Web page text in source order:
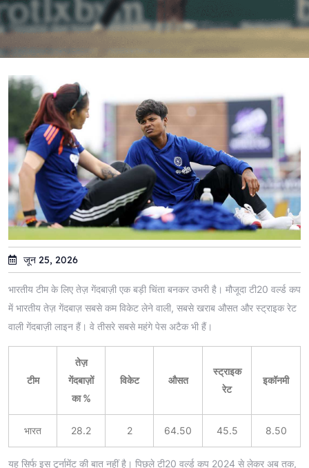
जून 25, 2026
भारतीय टीम के लिए तेज़ गेंदबाज़ी एक बड़ी चिंता बनकर उभरी है। मौजूदा टी20 वर्ल्ड कप
में भारतीय तेज़ गेंदबाज़ सबसे कम विकेट लेने वाली, सबसे खराब औसत और स्ट्राइक रेट
वाली गेंदबाज़ी लाइन हैं। वे तीसरे सबसे महंगे पेस अटैक भी हैं।
टीम
तेज़
गेंदबाज़ों
का %
विकेट औसत
स्ट्राइक
रेट
इकॉनमी
भारत 28.2 2 64.50 45.5 8.50
यह सिर्फ इस टूर्नामेंट की बात नहीं है। पिछले टी20 वर्ल्ड कप 2024 से लेकर अब तक,